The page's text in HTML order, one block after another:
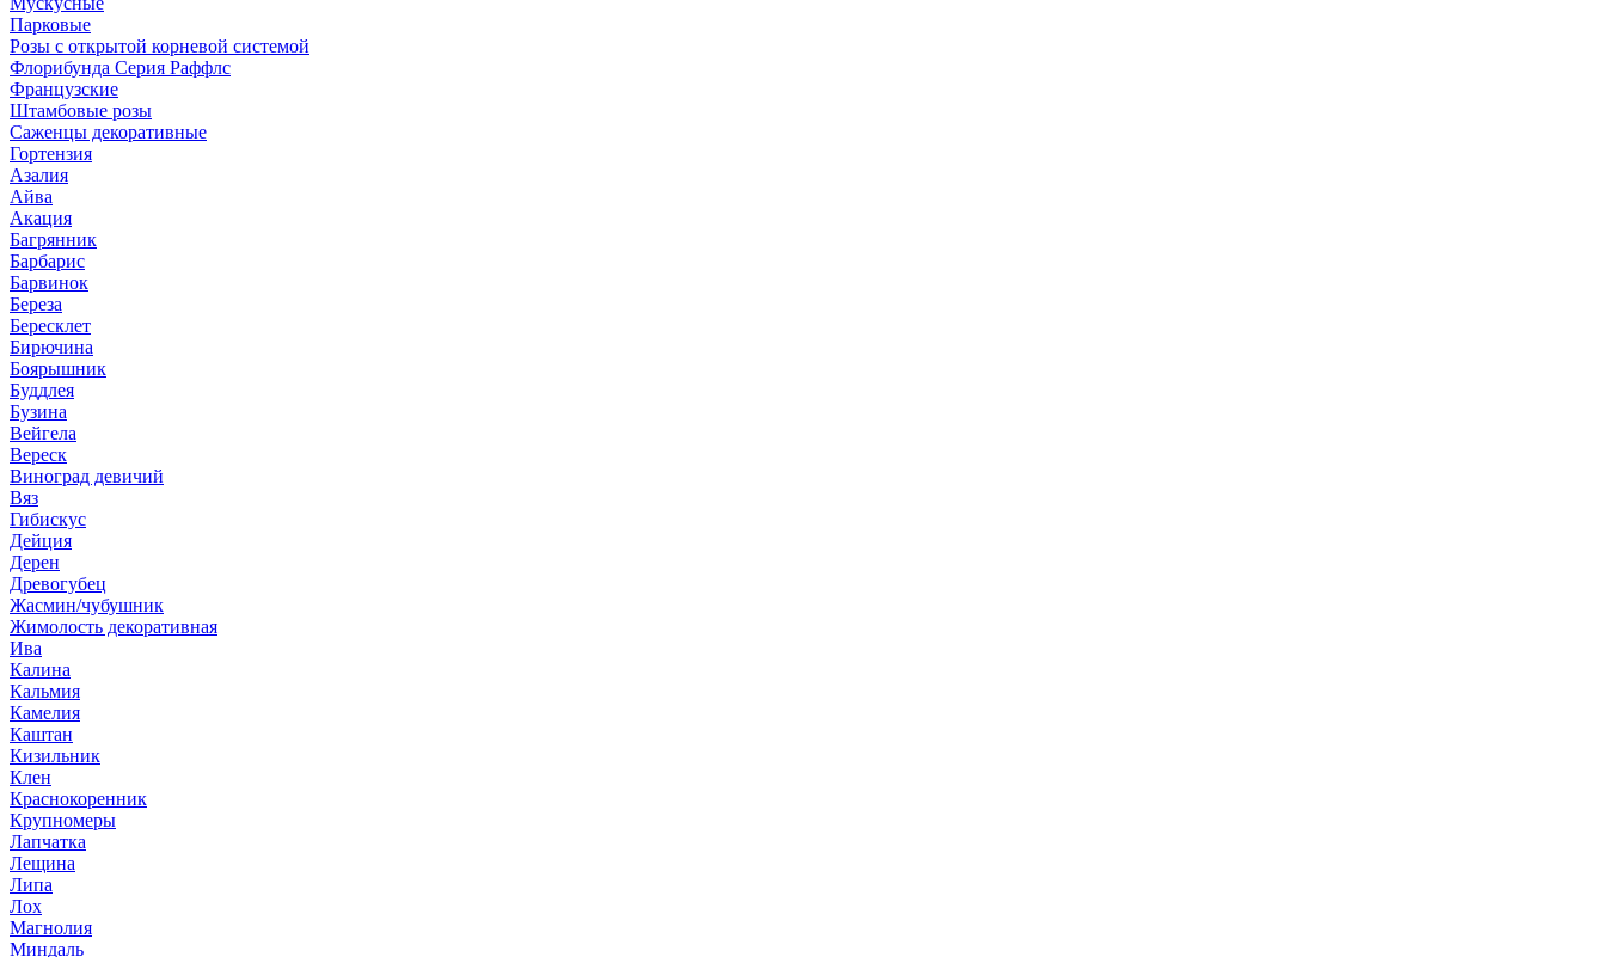
Парковые
Розы с открытой корневой системой
Флорибунда Серия Раффлс
Французские
Штамбовые розы
Саженцы декоративные
Гортензия
Азалия
Айва
Акация
Багрянник
Барбарис
Барвинок
Береза
Бересклет
Бирючина
Боярышник
Буддлея
Бузина
Вейгела
Вереск
Виноград девичий
Вяз
Гибискус
Дейция
Дерен
Древогубец
Жасмин/чубушник
Жимолость декоративная
Ива
Калина
Кальмия
Камелия
Каштан
Кизильник
Клен
Краснокоренник
Крупномеры
Лапчатка
Лещина
Липа
Лох
Магнолия
Миндаль